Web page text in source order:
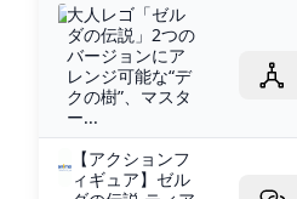
大人レゴ「ゼル
ダの伝説」2つの
バージョンにア
レンジ可能な“デ
クの樹”、マスタ
ー...
【アクションフ
ィギュア】ゼル